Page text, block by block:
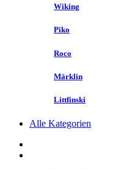
Wiking
Piko
Roco
Märklin
Littfinski
Alle Kategorien